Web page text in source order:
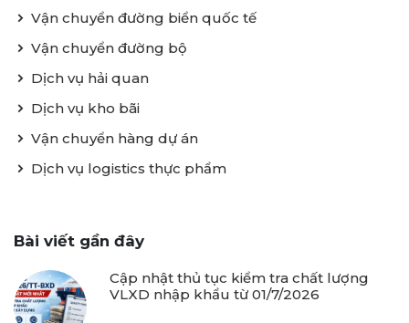
Vận chuyển đường biển quốc tế
Vận chuyển đường bộ
Dịch vụ hải quan
Dịch vụ kho bãi
Vận chuyển hàng dự án
Dịch vụ logistics thực phẩm
Bài viết gần đây
Cập nhật thủ tục kiểm tra chất lượng
VLXD nhập khẩu từ 01/7/2026